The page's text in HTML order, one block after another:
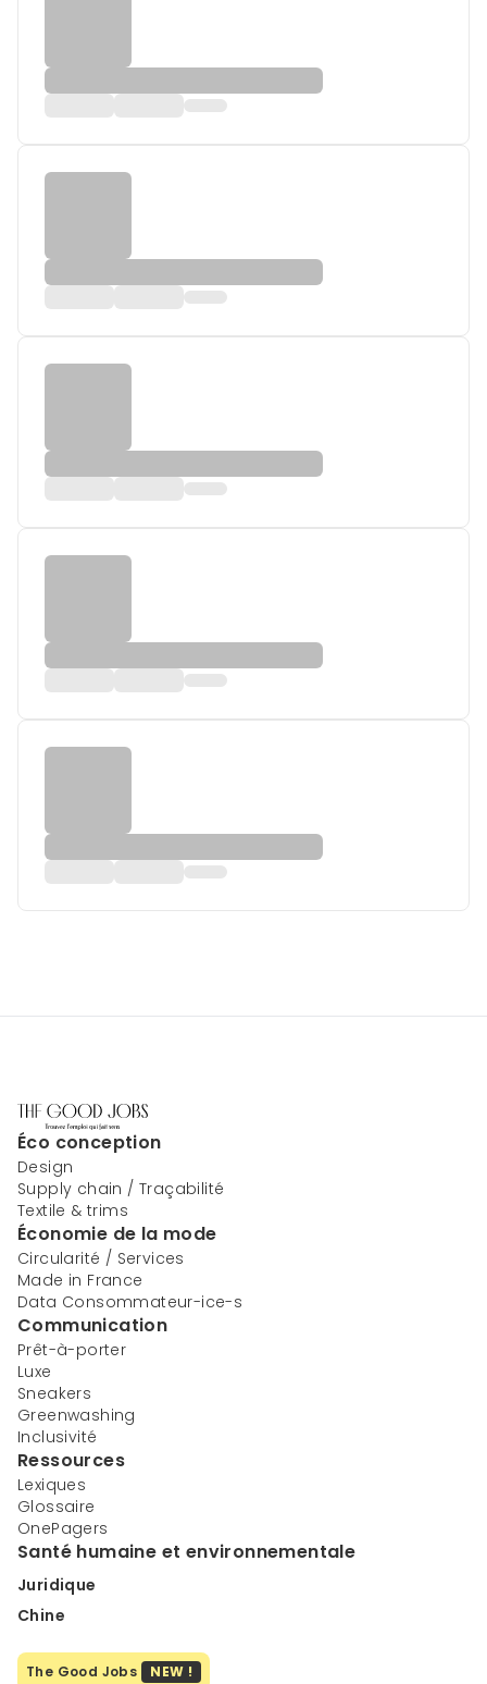
Éco conception
Design
Supply chain / Traçabilité
Textile & trims
Économie de la mode
Circularité / Services
Made in France
Data Consommateur-ice-s
Communication
Prêt-à-porter
Luxe
Sneakers
Greenwashing
Inclusivité
Ressources
Lexiques
Glossaire
OnePagers
Santé humaine et environnementale
Juridique
Chine
The Good Jobs NEW !